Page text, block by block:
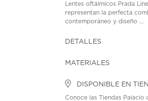
Lentes oftálmicos Prada
representan la perfecta
contemporáneo y diseño ...
DETALLES
MATERIALES
DISPONIBLE EN
Conoce las Tiendas